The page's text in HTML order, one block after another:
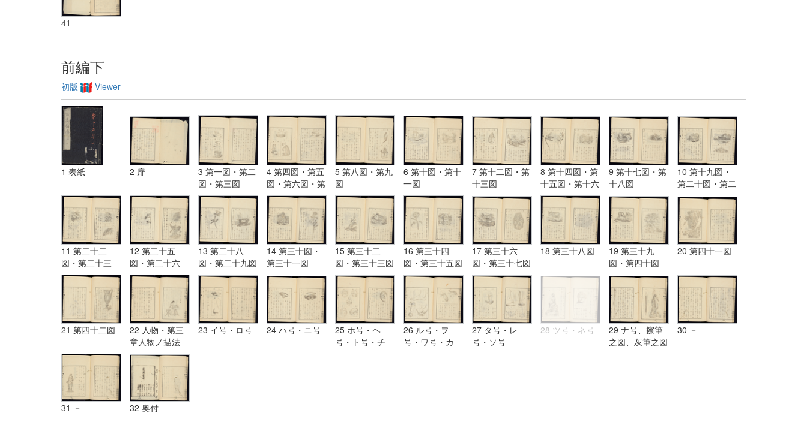
41
前編下
初版 Viewer
1 表紙 2 扉
3 第一図・第二
図・第三図
4 第四図・第五
図・第六図・第
七図
5 第八図・第九
図
6 第十図・第十
一図
7 第十二図・第
十三図
8 第十四図・第
十五図・第十六
図
9 第十七図・第
十八図
10 第十九図・
第二十図・第二
十一図
11 第二十二
図・第二十三
図・第二十四図
12 第二十五
図・第二十六
図・第二十七図
13 第二十八
図・第二十九図
14 第三十図・
第三十一図
15 第三十二
図・第三十三図
16 第三十四
図・第三十五図
17 第三十六
図・第三十七図
18 第三十八図
19 第三十九
図・第四十図
20 第四十一図
21 第四十二図
22 人物・第三
章人物ノ描法
23 イ号・ロ号 24 ハ号・ニ号
25 ホ号・ヘ
号・ト号・チ
26 ル号・ヲ
号・ワ号・カ
27 タ号・レ
号・ソ号
28 ツ号・ネ号
29 ナ号、擦筆
之図、灰筆之図
30 －
31 － 32 奥付